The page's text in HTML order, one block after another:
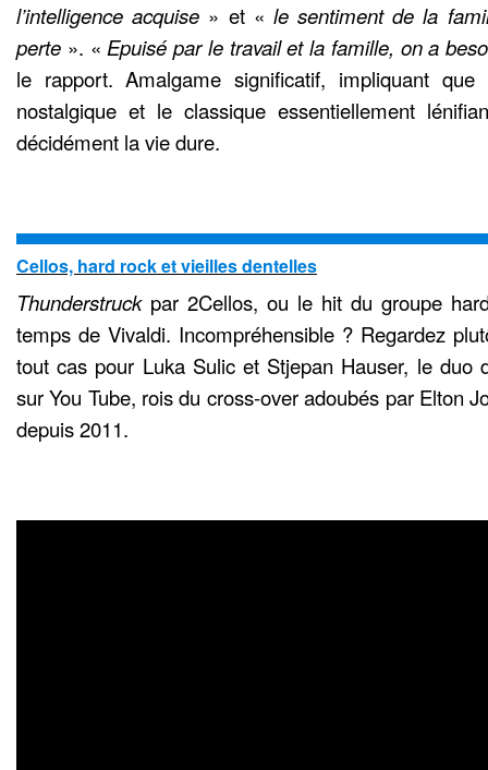
l’intelligence acquise » et « le sentiment de la
perte ». «Epuisé par le travail et la famille, on a
le rapport. Amalgame significatif, impliquant
nostalgique et le classique essentiellement
décidément la vie dure.
Cellos, hard rock et vieilles dentelles
Thunderstruckpar 2Cellos, ou le hit du groupe
temps de Vivaldi. Incompréhensible ? Regardez
tout cas pour Luka Sulic et Stjepan Hauser, le duo
sur You Tube, rois du cross-over adoubés par Elton
depuis 2011.